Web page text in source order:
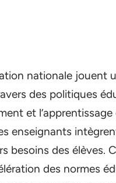
nationale jouent
des politiques
et l’apprentissage
enseignants
besoins des élèves.
des normes